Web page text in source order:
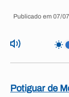
Publicado em 07/
Potiguar de